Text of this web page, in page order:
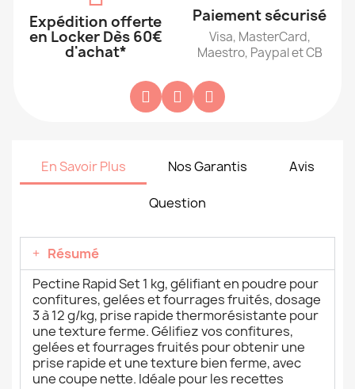
Expédition offerte
en Locker Dès 60€
d'achat*
Paiement sécurisé
Visa, MasterCard,
Maestro, Paypal et CB
En Savoir Plus Nos Garantis Avis
Question
Résumé
Pectine Rapid Set 1 kg, gélifiant en poudre pour
confitures, gelées et fourrages fruités, dosage
3 à 12 g/kg, prise rapide thermorésistante pour
une texture ferme. Gélifiez vos confitures,
gelées et fourrages fruités pour obtenir une
prise rapide et une texture bien ferme, avec
une coupe nette. Idéale pour les recettes